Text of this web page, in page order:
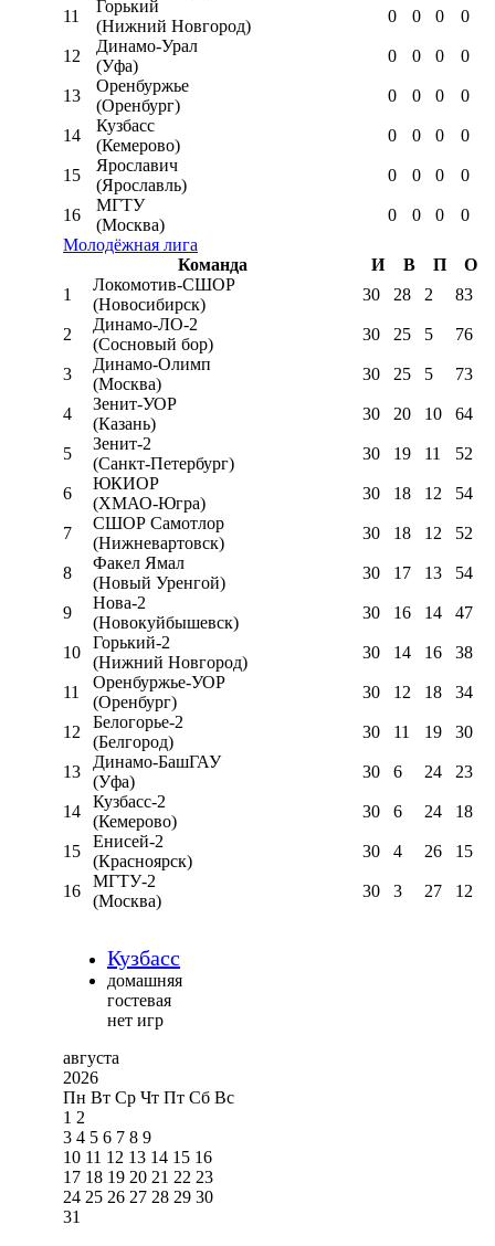
11
Горький
(Нижний Новгород)
0 0 0 0
12
Динамо-Урал
(Уфа)
0 0 0 0
13
Оренбуржье
(Оренбург)
0 0 0 0
14
Кузбасс
(Кемерово)
0 0 0 0
15
Ярославич
(Ярославль)
0 0 0 0
16
МГТУ
(Москва)
0 0 0
0
Молодёжная лига
Команда
И В П
О
1
Локомотив-CШОР
(Новосибирск)
30 28 2 83
2
Динамо-ЛО-2
(Сосновый бор)
30 25 5 76
3
Динамо-Олимп
(Москва)
30 25 5 73
4
Зенит-УОР
(Казань)
30 20 10 64
5
Зенит-2
(Санкт-Петербург)
30 19 11 52
6
ЮКИОР
(ХМАО-Югра)
30 18 12 54
7
СШОР Самотлор
(Нижневартовск)
30 18 12 52
8
Факел Ямал
(Новый Уренгой)
30 17 13 54
9
Нова-2
(Новокуйбышевск)
30 16 14 47
10
Горький-2
(Нижний Новгород)
30 14 16 38
11
Оренбуржье-УОР
(Оренбург)
30 12 18 34
12
Белогорье-2
(Белгород)
30 11 19 30
13
Динамо-БашГАУ
(Уфа)
30 6 24 23
14
Кузбасс-2
(Кемерово)
30 6 24 18
15
Енисей-2
(Красноярск)
30 4 26 15
16
МГТУ-2
(Москва)
30 3 27 12
Кузбасс
домашняя
гостевая
нет игр
августа
2026
Пн Вт Ср Чт Пт Сб Вс
1 2
3 4 5 6 7 8 9
10 11 12 13 14 15 16
17 18 19 20 21 22 23
24 25 26 27 28 29 30
31